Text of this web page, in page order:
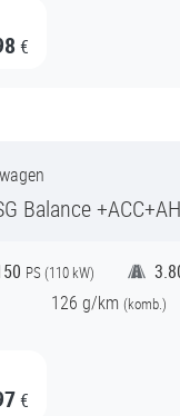
€
Balance
PS (110 kW)
126 g/km (komb.)
€